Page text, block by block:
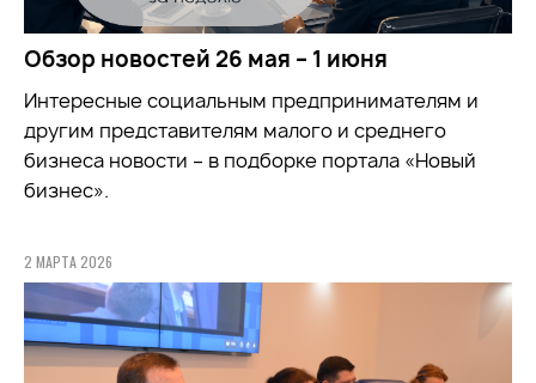
Обзор новостей 26 мая – 1 июня
Интересные социальным предпринимателям и
другим представителям малого и среднего
бизнеса новости – в подборке портала «Новый
бизнес».
2 МАРТА 2026